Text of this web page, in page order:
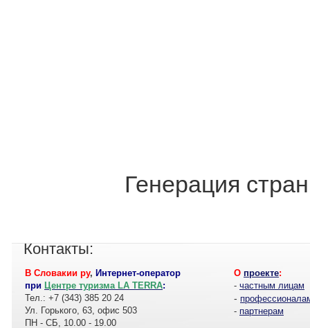
Генерация
Контакты:
В Словакии ру, Интернет-оператор
при Центре туризма LA TERRA:
Тел.: +7 (343) 385 20 24
Ул. Горького, 63, офис 503
ПН - СБ, 10.00 - 19.00
О проекте:
- частным лицам
-
- партнерам